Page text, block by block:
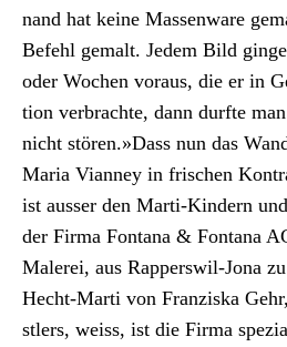
nand hat keine Massen­ware
Befehl gemalt. Jedem Bild
oder Wochen voraus, die er in
tion ver­brachte, dann durfte
nicht stören.»Dass nun das
Maria Vian­ney in frischen
ist auss­er den Mar­ti-Kindern
der Fir­ma Fontana & Fontana
Malerei, aus Rap­per­swil-Jona
Hecht-Mar­ti von Franziska
stlers, weiss, ist die Fir­ma